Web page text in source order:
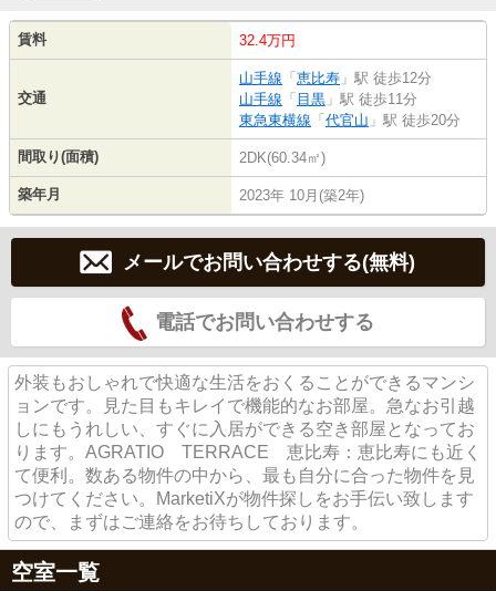
賃料 32.4万円
交通
山手線 「 恵比寿 」駅 徒歩12分
山手線 「 目黒 」駅 徒歩11分
東急東横線 「 代官山 」駅 徒歩20分
間取り(面積) 2DK(60.34㎡)
築年月 2023年 10月(築2年)
メールでお問い合わせする(無料)
電話でお問い合わせする
外装もおしゃれで快適な生活をおくることができるマンシ
ョンです。見た目もキレイで機能的なお部屋。急なお引越
しにもうれしい、すぐに入居ができる空き部屋となってお
ります。AGRATIO TERRACE 恵比寿：恵比寿にも近く
て便利。数ある物件の中から、最も自分に合った物件を見
つけてください。MarketiXが物件探しをお手伝い致します
ので、まずはご連絡をお待ちしております。
空室一覧